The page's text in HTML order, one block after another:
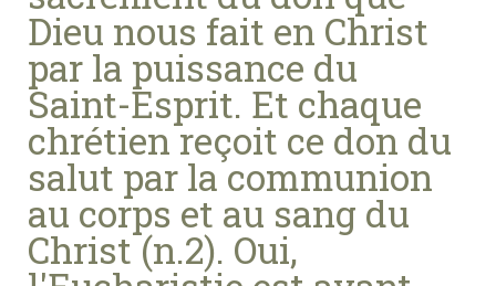
Dieu nous fait en Christ
par la puissance du
Saint-Esprit. Et chaque
chrétien reçoit ce don du
salut par la communion
au corps et au sang du
Christ (n.2). Oui,